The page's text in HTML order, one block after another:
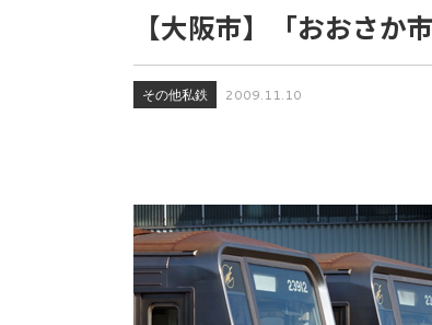
【大阪市】「おおさか
その他私鉄 2009.11.10